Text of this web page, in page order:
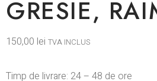
GRESIE,
150,00 lei TVA INCLUS
Timp de livrare: 24 – 48 de ore